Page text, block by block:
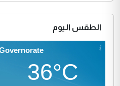
الطقس اليوم
36°C